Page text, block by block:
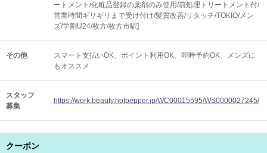
ートメント/化粧品登録の薬剤のみ使用/前処理トリートメント付/
営業時間ギリギリまで受け付け/髪質改善/リタッチ/TOKIO/メン
ズ/学割U24/枚方/枚方市駅]
その他 スマート支払いOK ポイント利用OK 即時予約OK
メンズに
もオススメ
スタッフ
募集
https://work.beauty.hotpepper.jp/WC00015595/WS0000027245/
クーポン